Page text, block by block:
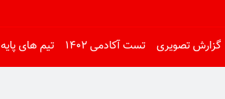
گزارش تصویری تست آکادمی 1402 تیم های پایه